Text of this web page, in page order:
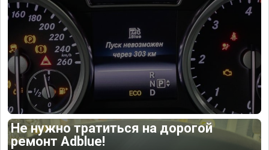
Не нужно тратиться на дорогой
ремонт Adblue!